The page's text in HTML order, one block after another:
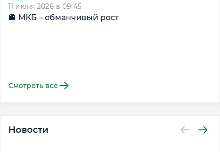
11 июня 2026 в 09:45
🏦 МКБ – обманчивый рост
Смотреть все
Новости